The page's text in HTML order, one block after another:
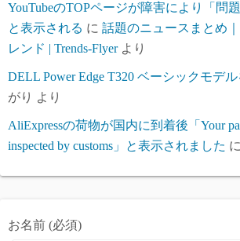
YouTubeのTOPページが障害により「問
と表示される に 話題のニュースまとめ
レンド | Trends-Flyerより
DELL Power Edge T320 ベーシックモデ
がり より
AliExpressの荷物が国内に到着後「Your
inspected by customs」と表示されました に
お名前 (必須)